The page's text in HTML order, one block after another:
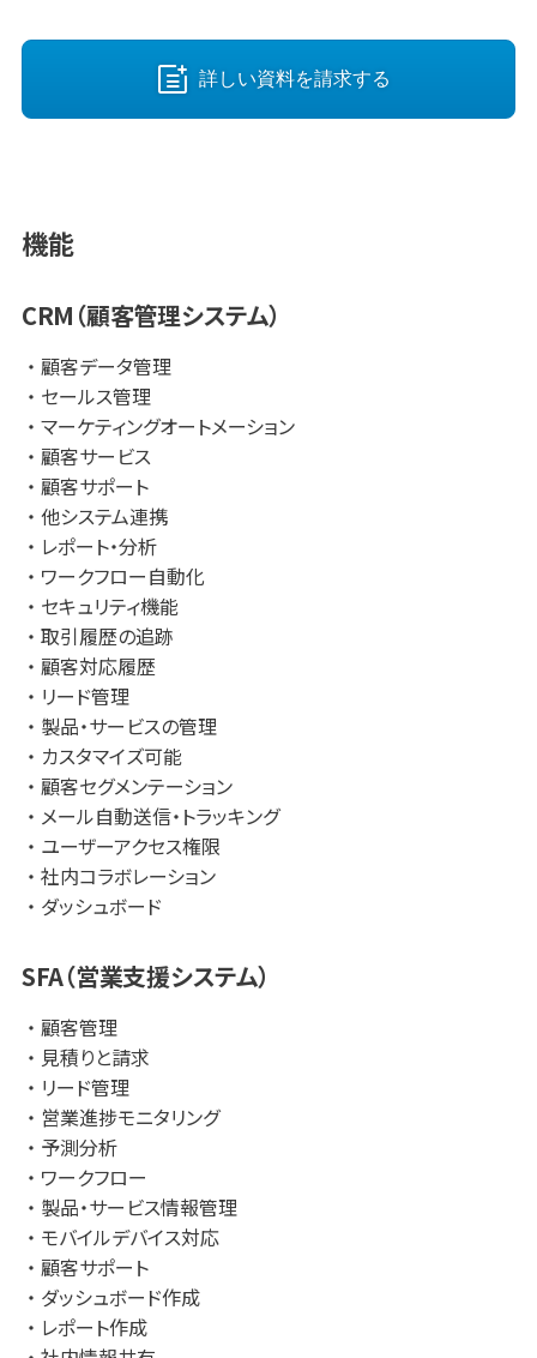
スタマイズ開発も可能。
・サイトを離脱してしまったユーザーにもリーチできるプッシ
ュ通知機能を搭載。ブラウザ通知で潜在検討層の回帰率を改
善。
せて配信手法を最適化。ユーザーごとに開封率の高いチャネ
ルで優先的に配信することが可能。
ーケティングも可能。基幹システムの会員DBや購買履歴と連
携し顧客データを統合することで顧客ニーズにマッチしたア
プローチが可能。
・特に不動産や人材、旅行、メディアといったリード獲得から
受注までのリードタイムが長く、会員保有数やメール配信数
の多い業種業態に高い効果を発揮。
・SFA/ CRMとの連携もスムースに行うことが可能。
・世界的なグローバルマーケティングカンパニーである株式
会社ジーニーが持つ集客から育成、顧客管理まで一気通貫
したアセットの強みを活かし、集客からchatbot接客、カゴ落
ち対策までマーケティングの全領域の支援がワンストップで
可能。
詳しい資料を請求する
機能
CRM（顧客管理システム）
顧客データ管理
セールス管理
マーケティングオートメーション
顧客サービス
顧客サポート
他システム連携
レポート・分析
ワークフロー自動化
セキュリティ機能
取引履歴の追跡
顧客対応履歴
リード管理
製品・サービスの管理
カスタマイズ可能
顧客セグメンテーション
メール自動送信・トラッキング
ユーザーアクセス権限
社内コラボレーション
ダッシュボード
SFA（営業支援システム）
顧客管理
見積りと請求
リード管理
営業進捗モニタリング
予測分析
ワークフロー
製品・サービス情報管理
モバイルデバイス対応
顧客サポート
ダッシュボード作成
レポート作成